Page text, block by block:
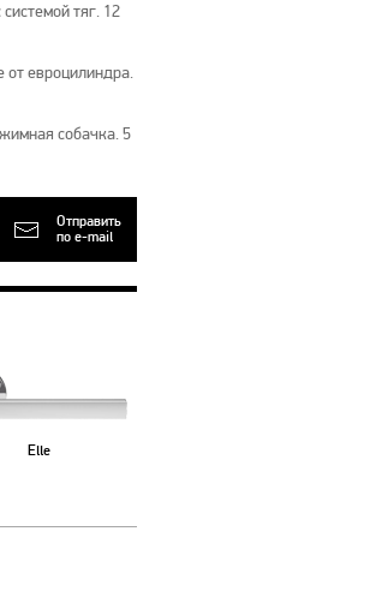
тяг. 12
от евроцилиндра.
собачка. 5
Отправить
по e-mail
Elle